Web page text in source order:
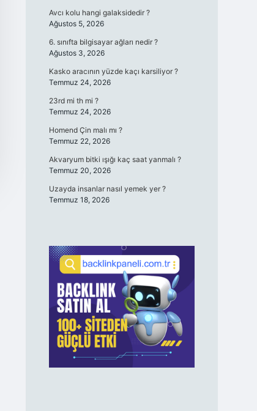
Avcı kolu hangi galaksidedir ?
Ağustos 5, 2026
6. sınıfta bilgisayar ağları nedir ?
Ağustos 3, 2026
Kasko aracının yüzde kaçı karsiliyor ?
Temmuz 24, 2026
23rd mi th mi ?
Temmuz 24, 2026
Homend Çin malı mı ?
Temmuz 22, 2026
Akvaryum bitki ışığı kaç saat yanmalı ?
Temmuz 20, 2026
Uzayda insanlar nasıl yemek yer ?
Temmuz 18, 2026